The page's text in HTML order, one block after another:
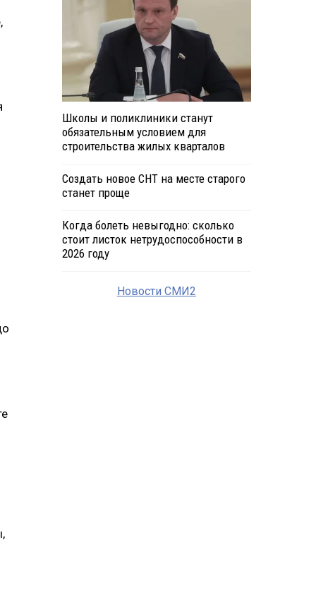
Школы и поликлиники станут
обязательным условием для
строительства жилых кварталов
Создать новое СНТ на месте старого
станет проще
Когда болеть невыгодно: сколько
стоит листок нетрудоспособности в
2026 году
Новости СМИ2